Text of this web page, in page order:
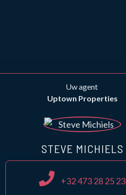
Uw agent
Uptown Properties
STEVE MICHIELS
+32 473 28 25 23